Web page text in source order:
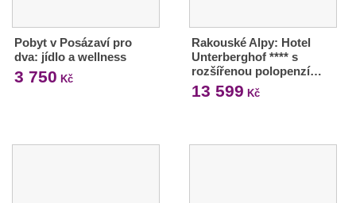
Pobyt v Posázaví pro
dva: jídlo a wellness
3 750 Kč
Rakouské Alpy: Hotel
Unterberghof **** s
rozšířenou polopenzí…
13 599 Kč